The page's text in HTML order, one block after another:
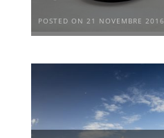
POSTED ON 21 NOVEMBRE 2016